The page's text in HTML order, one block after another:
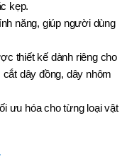
kẹp.
năng, giúp người dùng
thiết kế dành riêng cho
dây đồng, dây nhôm
ưu hóa cho từng loại vật